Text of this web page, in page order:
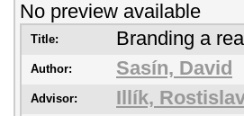
No preview available
Title: Branding a
Author: Sasín, David
Advisor: Illík,